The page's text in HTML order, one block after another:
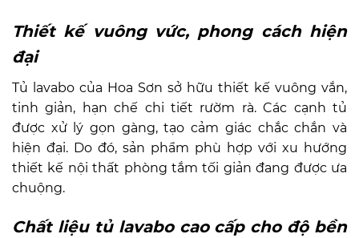
Thiết kế vuông vức, phong cách hiện
đại
Tủ lavabo của Hoa Sơn sở hữu thiết kế vuông vắn,
tinh giản, hạn chế chi tiết rườm rà. Các cạnh tủ
được xử lý gọn gàng, tạo cảm giác chắc chắn và
hiện đại. Do đó, sản phẩm phù hợp với xu hướng
thiết kế nội thất phòng tắm tối giản đang được ưa
chuộng.
Chất liệu tủ lavabo cao cấp cho độ bền